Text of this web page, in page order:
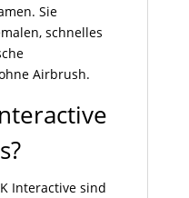
Sie
schnelles
Airbrush.
Interactive sind